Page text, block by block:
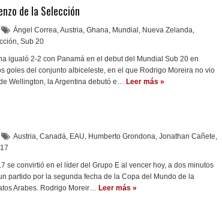
de la Selección
Ángel Correa,Austria, Ghana, Mundial , Nueva Zelanda,
, Sub 20
igualó 2-2 con Panamá en el debut del Mundial Sub 20 en
goles del conjunto albiceleste, en el que Rodrigo Moreira no vio
Wellington, la Argentina debutó e… Leer más »
Austria, Canadá, EAU, Humberto Grondona, Jonathan Cañete,
se convirtió en el líder del Grupo E al vencer hoy, a dos minutos
partido por la segunda fecha de la Copa del Mundo de la
Arabes. Rodrigo Moreir… Leer más »